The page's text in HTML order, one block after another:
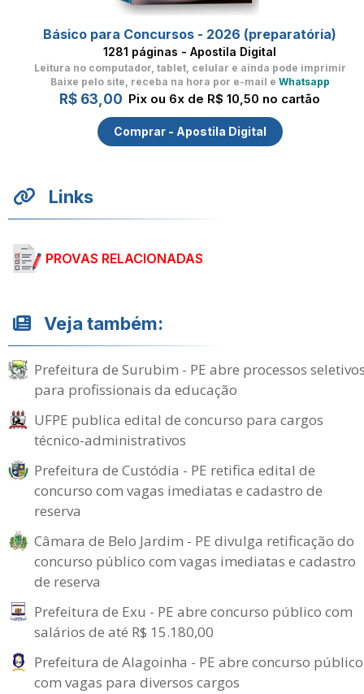
Básico para Concursos - 2026 (preparatória)
1281 páginas - Apostila Digital
Leitura no computador, tablet, celular e ainda pode imprimir
Baixe pelo site, receba na hora por e-mail e Whatsapp
R$ 63,00 Pix ou 6x de R$ 10,50 no cartão
Comprar - Apostila Digital
Links
PROVAS RELACIONADAS
Veja também:
Prefeitura de Surubim - PE abre processos
para profissionais da educação
UFPE publica edital de concurso para cargos
técnico-administrativos
Prefeitura de Custódia - PE retifica edital de
concurso com vagas imediatas e cadastro de
reserva
Câmara de Belo Jardim - PE divulga retificação do
concurso público com vagas imediatas e cadastro
de reserva
Prefeitura de Exu - PE abre concurso público com
salários de até R$ 15.180,00
Prefeitura de Alagoinha - PE abre concurso público
com vagas para diversos cargos